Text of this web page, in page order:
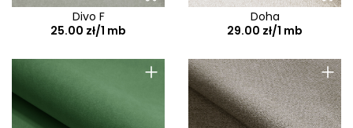
Divo F
25.00 zł/1 mb
Doha
29.00 zł/1 mb
+ +